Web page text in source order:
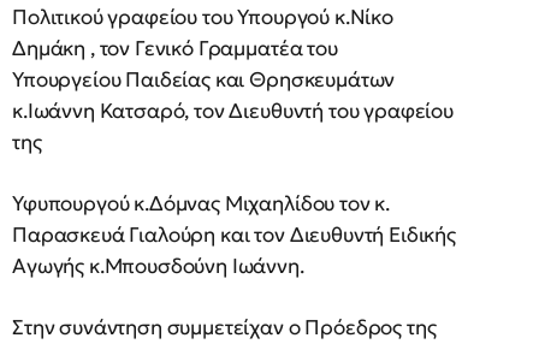
Πολιτικού γραφείου του Υπουργού κ.Νίκο
Δημάκη , τον Γενικό Γραμματέα του
Υπουργείου Παιδείας και Θρησκευμάτων
κ.Ιωάννη Κατσαρό, τον Διευθυντή του γραφείου
της
Υφυπουργού κ.Δόμνας Μιχαηλίδου τον κ.
Παρασκευά Γιαλούρη και τον Διευθυντή Ειδικής
Αγωγής κ.Μπουσδούνη Ιωάννη.
Στην συνάντηση συμμετείχαν ο Πρόεδρος της